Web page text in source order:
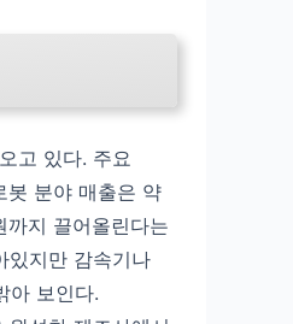
고 있다. 주요
봇 분야 매출은 약
지 끌어올린다는
있지만 감속기나
아 보인다.